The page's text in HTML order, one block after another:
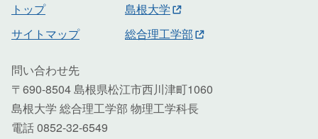
トップ
サイトマップ
島根大学
総合理工学部
問い合わせ先
〒690-8504 島根県松江市西川津町1060
島根大学 総合理工学部 物理工学科長
電話 0852-32-6549